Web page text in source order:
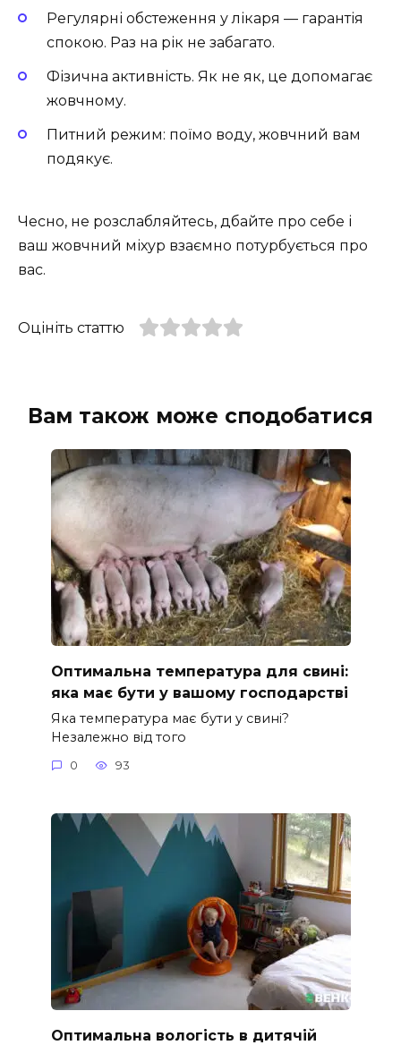
Регулярні обстеження у лікаря — гарантія
спокою. Раз на рік не забагато.
Фізична активність. Як не як, це допомагає
жовчному.
Питний режим: поїмо воду, жовчний вам
подякує.
Чесно, не розслабляйтесь, дбайте про себе і
ваш жовчний міхур взаємно потурбується про
вас.
Оцініть статтю
Вам також може сподобатися
Оптимальна температура для свині:
яка має бути у вашому господарстві
Яка температура має бути у свині?
Незалежно від того
0 93
Оптимальна вологість в дитячій